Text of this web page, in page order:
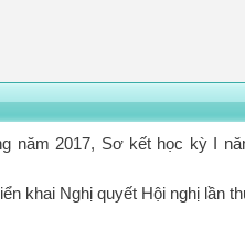
năm 2017, Sơ kết học kỳ I
khai Nghị quyết Hội nghị lần